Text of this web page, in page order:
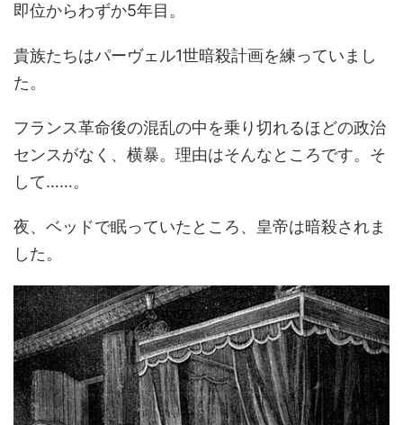
即位からわずか5年目。
貴族たちはパーヴェル1世暗殺計画を練っていまし
た。
フランス革命後の混乱の中を乗り切れるほどの政治
センスがなく、横暴。理由はそんなところです。そ
して……。
夜、ベッドで眠っていたところ、皇帝は暗殺されま
した。